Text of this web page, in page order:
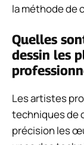
la méthode de
Quelles
dessin les
Les artistes
techniques de
précision les